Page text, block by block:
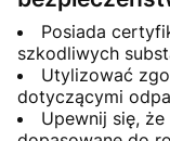
Posiada
szkodliwych
Utylizować
dotyczącymi
Upewnij się,